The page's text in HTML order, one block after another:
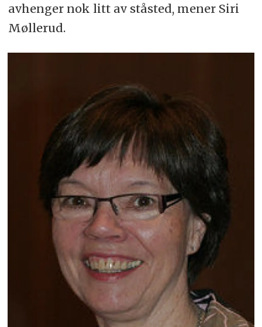
av­hen­ger nok litt av stå­sted, mener Siri
Møllerud.